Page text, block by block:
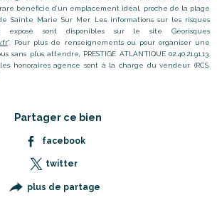
bénéficie d’un emplacement idéal, proche de la plage
Sainte Marie Sur Mer. Les informations sur les risques
sont disponibles sur le site Géorisques
”. Pour plus de renseignements ou pour organiser une
plus attendre, PRESTIGE ATLANTIQUE 02.40.21.91.13.
honoraires agence sont à la charge du vendeur. (RCS.
Partager ce bien
facebook
twitter
plus de partage